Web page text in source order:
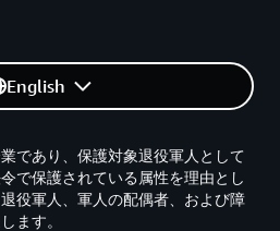
English
であり、保護対象退役軍人として
で保護されている属性を理由とし
役軍人、軍人の配偶者、および障
ます。